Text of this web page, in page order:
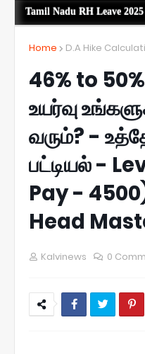
Tamil Nadu RH Leave
Home D.A Hike
46% to
உயர்வு
வரும்? -
பட்டியல் -
Pay -
Head
Kalvinews 0